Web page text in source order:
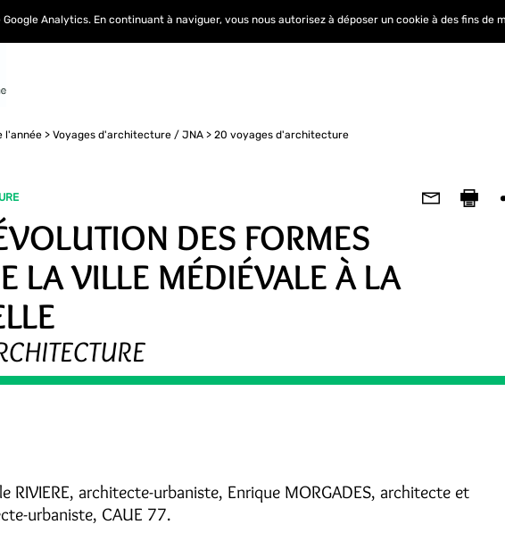
l'année Voyages d'architecture / JNA 20 voyages d'architecture
DES FORMES
LA VILLE MÉDIÉVALE À LA
RIVIERE, architecte-urbaniste, Enrique MORGADES, architecte et
urbaniste, CAUE 77.
Analytics. En continuant à naviguer, vous nous autorisez à déposer un cookie à des fins de